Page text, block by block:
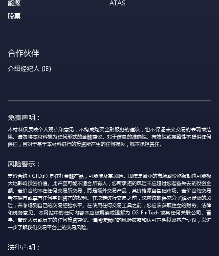
能源
股票
ATAS
合作伙伴
介绍经纪人 (IB)
免责声明：
本材料仅反映个人观点和意见，不构成购买金融服务的建议，也不保证未来交易的表现或结
果。请勿将本材料视为任何形式的金融建议。对于信息的准确性、有效性或完整性不提供任何
保证，且对于基于本材料进行的投资所产生的任何损失，概不承担责任。
风险警示：
差价合约（CFDs）是杠杆金融产品，可能涉及高风险。即使是微小的市场或价格波动也可能极
大地影响投资价值。此产品可能不适合所有人，您所承担的风险不应超过您准备失去的投资金
额。差价合约不在任何交易所交易，而是场外交易产品，其价格源自基础市场。差价合约交易
者不拥有或享有任何基础资产的权利。在决定进行交易之前，您应该确保充分了解所涉及的风
险，并考虑到自己的交易经验水平。在使用任何交易工具之前，您应该获取独立的财务、法律
和税务意见。本网站中的任何内容不应被解读或理解为 CG FinTech 或其任何关联公司、董
事、管理人员或员工的任何投资建议。请阅读我们的风险披露和认可声明以及客户协议，以进
一步了解我们交易平台上的交易风险。
法律声明：